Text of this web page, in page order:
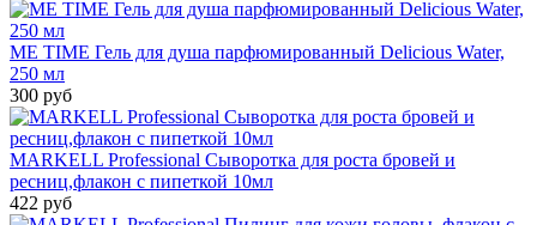
ME TIME Гель для душа парфюмированный Delicious Water,
250 мл
300 руб
MARKELL Professional Сыворотка для роста бровей и
ресниц,флакон с пипеткой 10мл
422 руб